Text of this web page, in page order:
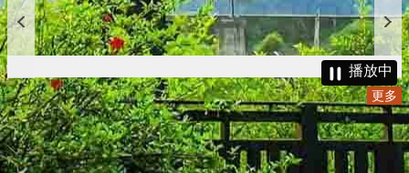
播放中
更多